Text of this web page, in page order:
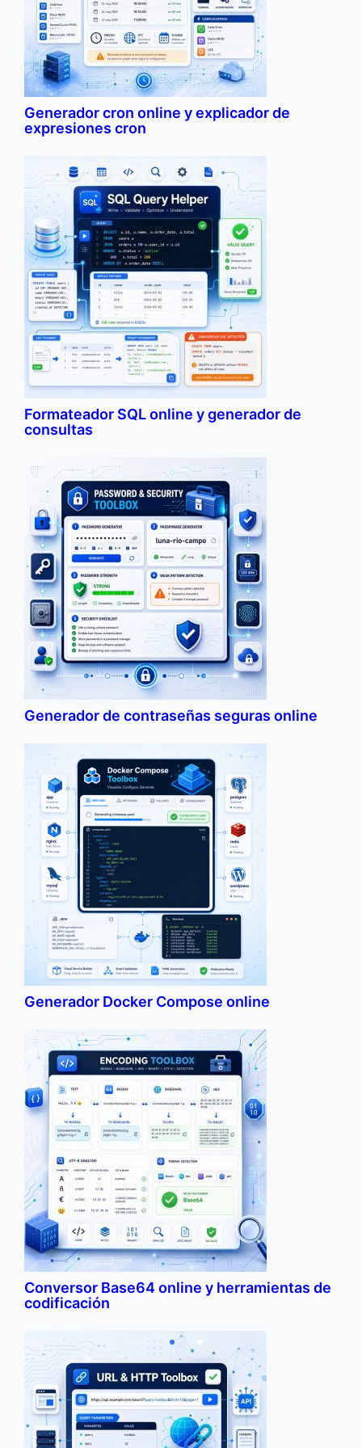
Generador cron online y explicador de
expresiones cron
Formateador SQL online y generador de
consultas
Generador de contraseñas seguras online
Generador Docker Compose online
Conversor Base64 online y herramientas de
codificación